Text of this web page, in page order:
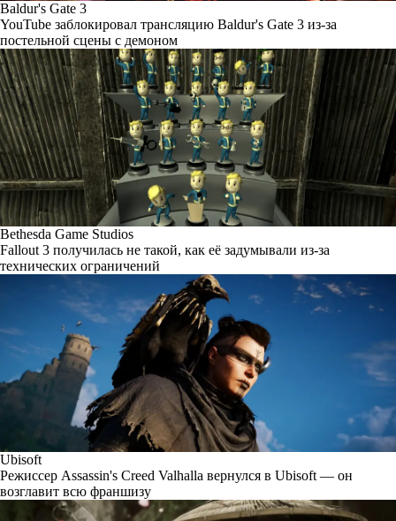
Baldur's Gate 3
YouTube заблокировал трансляцию Baldur's Gate 3 из-за
постельной сцены с демоном
Bethesda Game Studios
Fallout 3 получилась не такой, как её задумывали из-за
технических ограничений
Ubisoft
Режиссер Assassin's Creed Valhalla вернулся в Ubisoft — он
возглавит всю франшизу